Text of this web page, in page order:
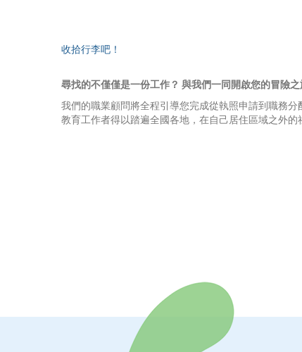
收拾行李吧！
尋找的不僅僅是一份工作？ 與我們一同開啟您的冒險之
我們的職業顧問將全程引導您完成從執照申請到職務
教育工作者得以踏遍全國各地，在自己居住區域之外